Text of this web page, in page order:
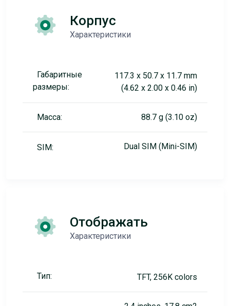
Корпус
Характеристики
Габаритные
размеры:
117.3 x 50.7 x 11.7 mm
(4.62 x 2.00 x 0.46 in)
Масса: 88.7 g (3.10 oz)
SIM: Dual SIM (Mini-SIM)
Отображать
Характеристики
Тип: TFT, 256K colors